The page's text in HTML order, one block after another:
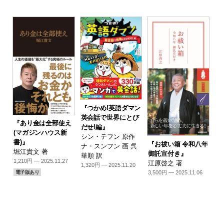
『あり金は全部使え
(マガジンハウス新
書)』
堀江貴文 著
1,210円 — 2025.11.27
電子版あり
『つかめ!英語ダマン
英会話で世界にとび
だせ!編』
シン・テフン 原作
ナ・スンフン 画 呉
華順 訳
1,320円 — 2025.11.20
『お祓い箱 令和八年
御託宣付き』
江原啓之 著
3,500円 — 2025.11.06